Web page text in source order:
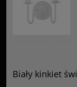
Biały kinkiet